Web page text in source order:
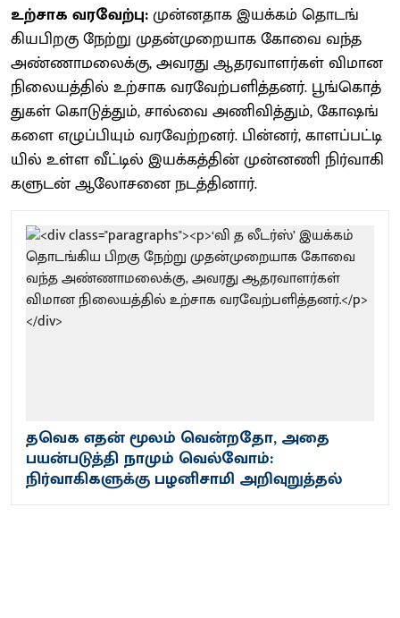
உற்சாக வரவேற்பு:முன்​ன​தாக இயக்​கம் தொடங்​
கியபிறகு நேற்று முதன்​முறை​யாக கோவை வந்த
அண்​ணா​மலைக்​கு, அவரது ஆதர​வாளர்​கள் விமான
நிலை​யத்​தில் உற்​சாக வரவேற்​பளித்​தனர். பூங்​கொத்​
துகள் கொடுத்​தும், சால்வை அணி​வித்​தும், கோஷங்​
களை எழுப்​பி​யும் வரவேற்​றனர். பின்​னர், காளப்​பட்​டி​
யில் உள்ள வீட்​டில் இயக்​கத்​தின் முன்​னணி நிர்​வாகி​
களு​டன் ஆலோ​சனை நடத்​தி​னார்.
தவெக எதன் மூலம் வென்றதோ, அதை
பயன்படுத்தி நாமும் வெல்வோம்:
நிர்வாகிகளுக்கு பழனிசாமி அறிவுறுத்தல்